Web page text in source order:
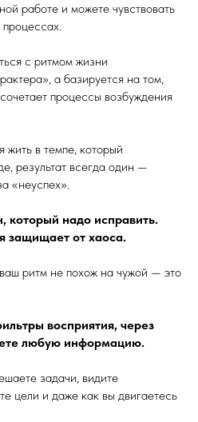
работе и можете чувствовать
с ритмом жизни
а базируется на том,
процессы возбуждения
жить в темпе, который
результат всегда один —
«неуспех».
который надо исправить.
защищает от хаоса.
ритм не похож на чужой — это
восприятия, через
любую информацию.
задачи, видите
цели и даже как вы двигаетесь